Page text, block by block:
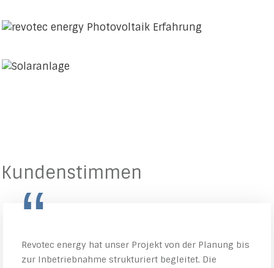
Kundenstimmen
“
Revotec energy hat unser Projekt von der Planung bis
zur Inbetriebnahme strukturiert begleitet. Die